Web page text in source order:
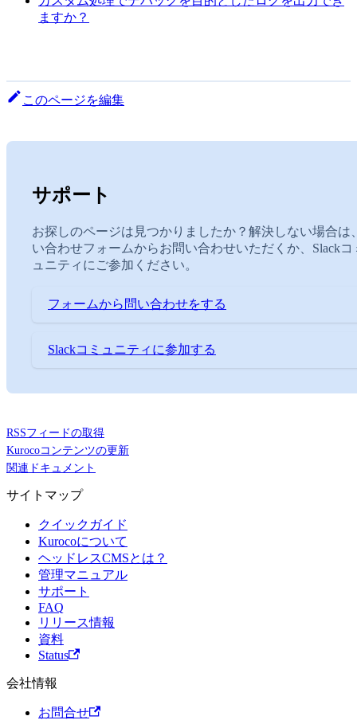
ますか？
このページを編集
サポート
お探しのページは見つかりましたか？解決しない場合は
い合わせフォームからお問い合わせいただくか、Slackコ
ュニティにご参加ください。
フォームから問い合わせをする
Slackコミュニティに参加する
RSSフィードの取得
Kurocoコンテンツの更新
関連ドキュメント
サイトマップ
クイックガイド
Kurocoについて
ヘッドレスCMSとは？
管理マニュアル
サポート
FAQ
リリース情報
資料
Status
会社情報
お問合せ